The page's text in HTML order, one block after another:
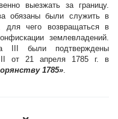
выезжать за границу.
обязаны были служить в
для чего возвращаться в
землевладений.
III были подтверждены
II от 21 апреля 1785 г. в
1785».